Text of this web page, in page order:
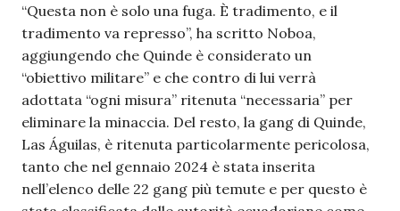
“Questa non è solo una fuga. È tradimento, e il
tradimento va represso”, ha scritto Noboa,
aggiungendo che Quinde è considerato un
“obiettivo militare” e che contro di lui verrà
adottata “ogni misura” ritenuta “necessaria” per
eliminare la minaccia. Del resto, la gang di Quinde,
Las Águilas, è ritenuta particolarmente pericolosa,
tanto che nel gennaio 2024 è stata inserita
nell’elenco delle 22 gang più temute e per questo è